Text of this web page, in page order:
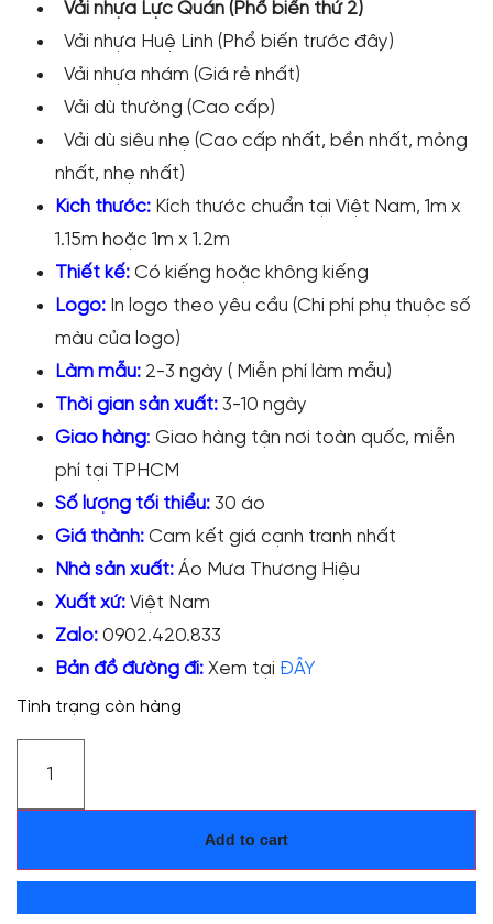
Vải nhựa Lực Quán (Phổ biến thứ 2)
Vải nhựa Huệ Linh (Phổ biến trước đây)
Vải nhựa nhám (Giá rẻ nhất)
Vải dù thường (Cao cấp)
Vải dù siêu nhẹ (Cao cấp nhất, bền nhất, mỏng
nhất, nhẹ nhất)
Kích thước: Kích thước chuẩn tại Việt Nam, 1m x
1.15m hoặc 1m x 1.2m
Thiết kế: Có kiếng hoặc không kiếng
Logo: In logo theo yêu cầu (Chi phí phụ thuộc số
màu của logo)
Làm mẫu: 2-3 ngày ( Miễn phí làm mẫu)
Thời gian sản xuất: 3-10 ngày
Giao hàng: Giao hàng tận nơi toàn quốc, miễn
phí tại TPHCM
Số lượng tối thiểu: 30 áo
Giá thành: Cam kết giá cạnh tranh nhất
Nhà sản xuất: Áo Mưa Thương Hiệu
Xuất xứ: Việt Nam
Zalo: 0902.420.833
Bản đồ đường đi: Xem tại ĐÂY
Tình trạng còn hàng
Add to cart